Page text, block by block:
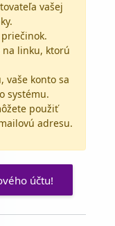
vašej
linku, ktorú
vaše konto sa
systému.
použiť
adresu.
účtu!